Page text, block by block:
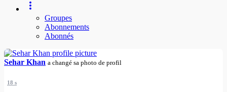
Groupes
Abonnements
Abonnés
Sehar Khan a changé sa photo de profil
18 s